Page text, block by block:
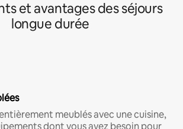
et avantages des séjours
longue durée
meublés avec une cuisine,
dont vous avez besoin pour